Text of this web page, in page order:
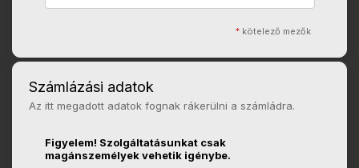
* kötelező mezők
Számlázási adatok
Az itt megadott adatok fognak rákerülni a számládra.
Figyelem! Szolgáltatásunkat csak
magánszemélyek vehetik igénybe.